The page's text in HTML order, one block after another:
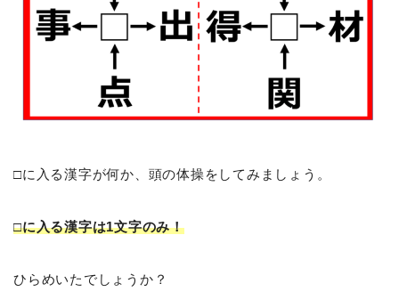
□に入る漢字が何か、頭の体操をしてみましょう。
□に入る漢字は1文字のみ！
ひらめいたでしょうか？